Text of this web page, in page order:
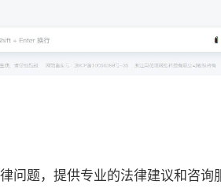
题，提供专业的法律建议和咨询